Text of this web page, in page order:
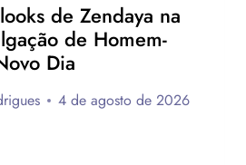
de Zendaya na
de Homem-
Dia
4 de agosto de 2026